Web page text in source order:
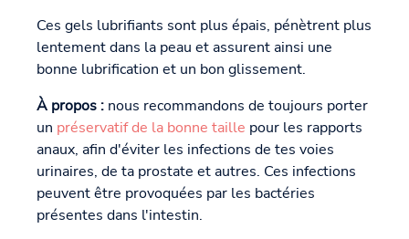
Ces gels lubrifiants sont plus épais, pénètrent plus
lentement dans la peau et assurent ainsi une
bonne lubrification et un bon glissement.
À propos : nous recommandons de toujours porter
un préservatif de la bonne taille pour les rapports
anaux, afin d'éviter les infections de tes voies
urinaires, de ta prostate et autres. Ces infections
peuvent être provoquées par les bactéries
présentes dans l'intestin.